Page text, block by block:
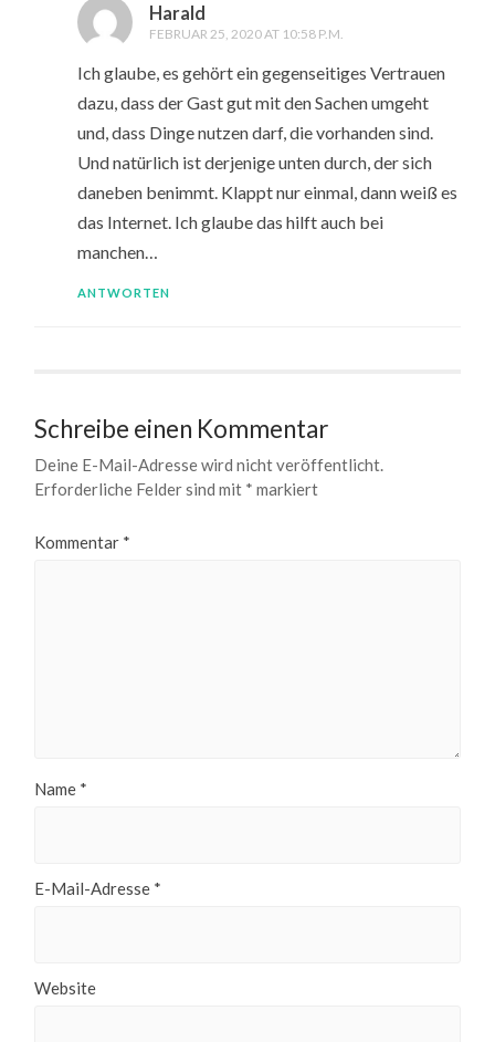
Harald
FEBRUAR 25, 2020 AT 10:58 P.M.
Ich glaube, es gehört ein gegenseitiges Vertrauen
dazu, dass der Gast gut mit den Sachen umgeht
und, dass Dinge nutzen darf, die vorhanden sind.
Und natürlich ist derjenige unten durch, der sich
daneben benimmt. Klappt nur einmal, dann weiß es
das Internet. Ich glaube das hilft auch bei
manchen…
ANTWORTEN
Schreibe einen Kommentar
Deine E-Mail-Adresse wird nicht veröffentlicht.
Erforderliche Felder sind mit * markiert
Kommentar *
Name *
E-Mail-Adresse *
Website